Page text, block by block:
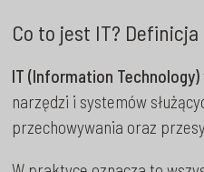
Co to jest IT? Definicja
IT (Information Technology)
narzędzi i systemów
przechowywania oraz